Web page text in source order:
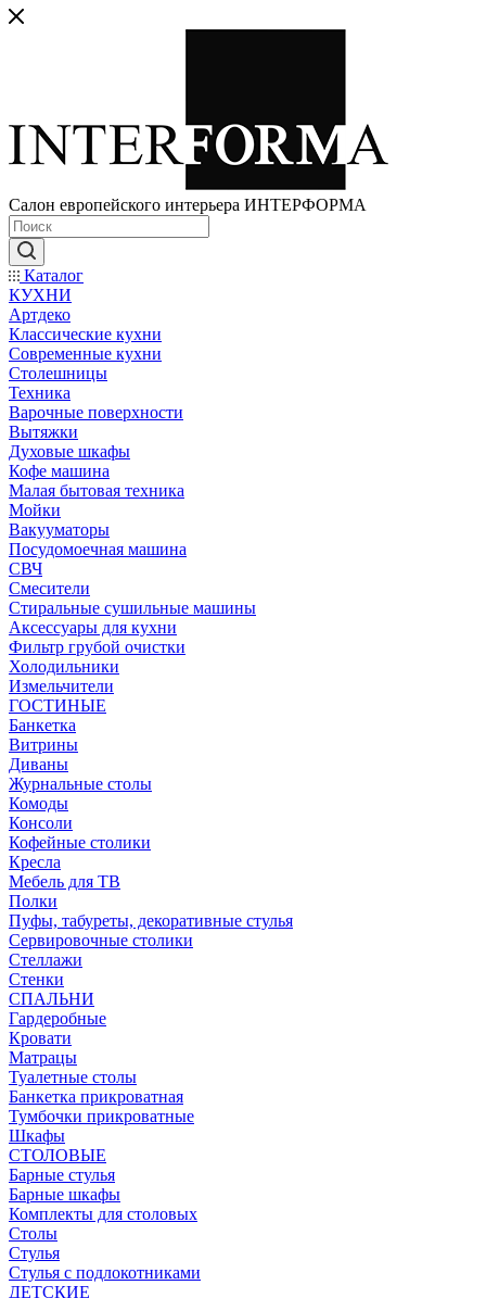
Салон европейского интерьера ИНТЕРФОРМА
Каталог
КУХНИ
Артдеко
Классические кухни
Современные кухни
Столешницы
Техника
Варочные поверхности
Вытяжки
Духовые шкафы
Кофе машина
Малая бытовая техника
Мойки
Вакууматоры
Посудомоечная машина
СВЧ
Смесители
Стиральные сушильные машины
Аксессуары для кухни
Фильтр грубой очистки
Холодильники
Измельчители
ГОСТИНЫЕ
Банкетка
Витрины
Диваны
Журнальные столы
Комоды
Консоли
Кофейные столики
Кресла
Мебель для ТВ
Полки
Пуфы, табуреты, декоративные стулья
Сервировочные столики
Стеллажи
Стенки
СПАЛЬНИ
Гардеробные
Кровати
Матрацы
Туалетные столы
Банкетка прикроватная
Тумбочки прикроватные
Шкафы
СТОЛОВЫЕ
Барные стулья
Барные шкафы
Комплекты для столовых
Столы
Стулья
Стулья с подлокотниками
ДЕТСКИЕ